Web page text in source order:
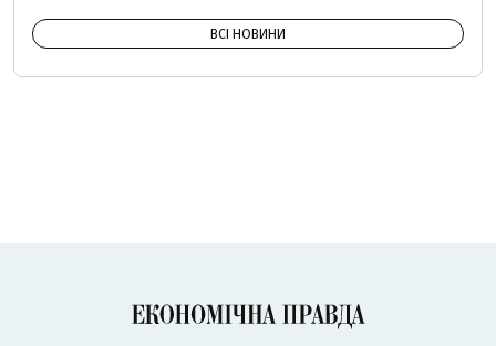
ВСІ НОВИНИ